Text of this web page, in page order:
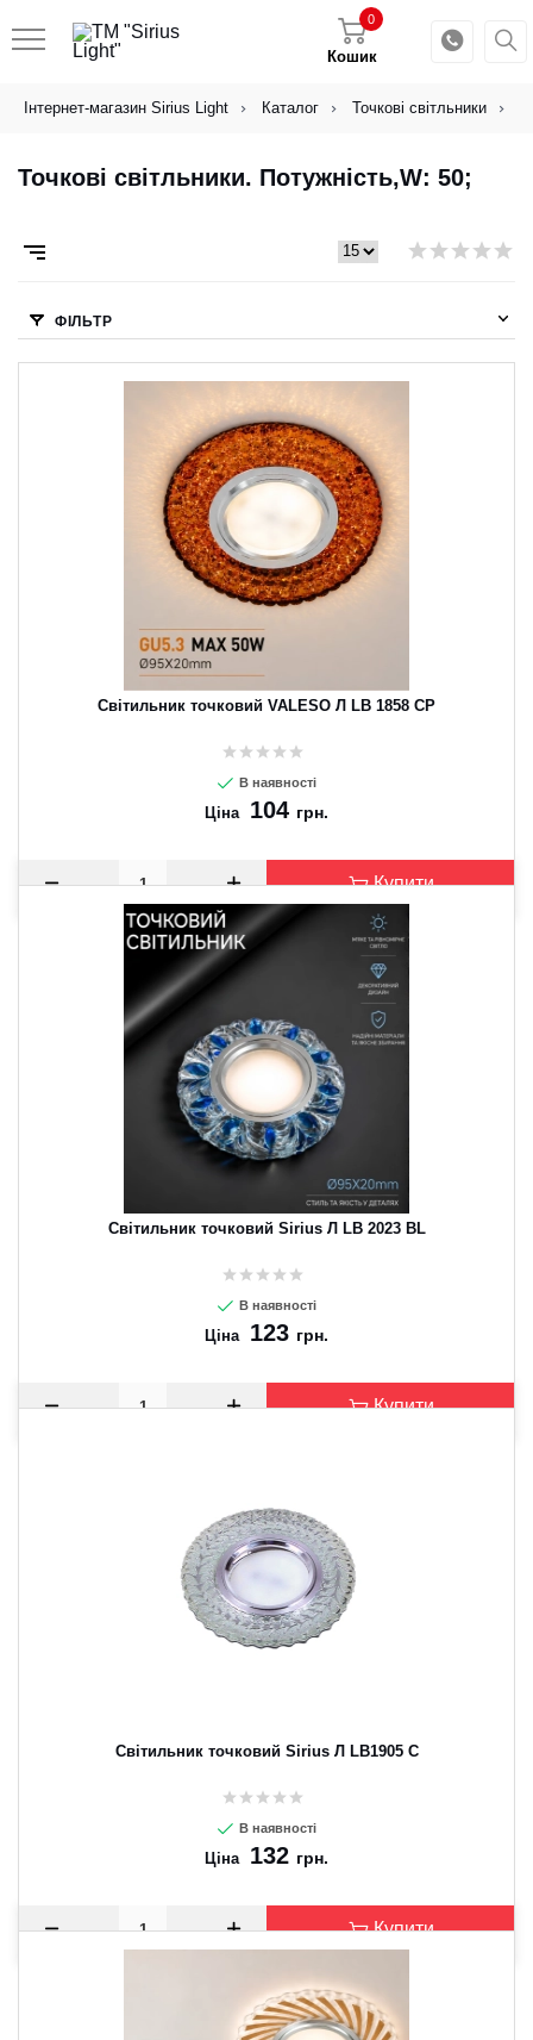
Кошик
0
Інтернет-магазин Sirius Light Каталог Точкові світльники
Точкові світльники. Потужність,W: 50;
ФІЛЬТР
Світильник точковий VALESO Л LB 1858 CP
В наявності
Ціна 104 грн.
Купити
Світильник точковий Sirius Л LB 2023 BL
В наявності
Ціна 123 грн.
Купити
Світильник точковий Sirius Л LB1905 C
В наявності
Ціна 132 грн.
Купити